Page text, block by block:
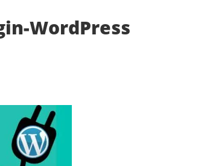
WordPress